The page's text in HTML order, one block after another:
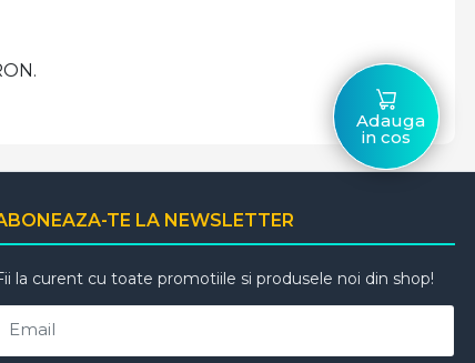
Adauga
in cos
TE LA NEWSLETTER
la curent cu toate promotiile si produsele noi din shop!
Email